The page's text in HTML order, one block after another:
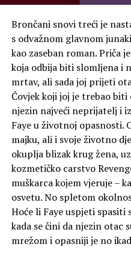
Brončani snovi treći je
s odvažnom glavnom
kao zaseban roman. Priča
koja odbija biti slomljena i
mrtav, ali sada joj prijeti
Čovjek koji joj je trebao
njezin najveći neprijatelj i
Faye u životnoj opasnosti.
majku, ali i svoje životno
okuplja blizak krug žena,
kozmetičko carstvo
muškarca kojem vjeruje –
osvetu. No spletom
Hoće li Faye uspjeti spasiti
kada se čini da njezin otac
mrežom i opasniji je no